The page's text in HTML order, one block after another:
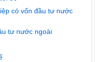
có vốn đầu tư nước
tư nước ngoài